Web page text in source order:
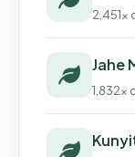
2,451x
Jahe
1,832x